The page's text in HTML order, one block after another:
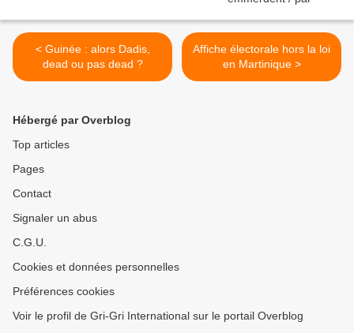
< Guinée : alors Dadis,
dead ou pas dead ?
Affiche électorale hors la loi
en Martinique >
Hébergé par Overblog
Top articles
Pages
Contact
Signaler un abus
C.G.U.
Cookies et données personnelles
Préférences cookies
Voir le profil de Gri-Gri International sur le portail Overblog